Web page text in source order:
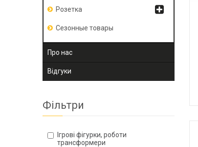
Розетка
Сезонные товары
Про нас
Відгуки
Фільтри
Ігрові фігурки, роботи
трансформери